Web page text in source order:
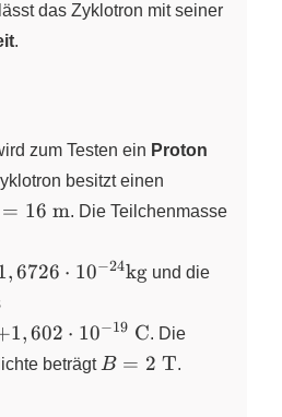
das Zyklotron mit seiner
.
zum Testen ein Proton
besitzt einen
= 16 m. Die Teilchenmasse
\cdot
,6726 ⋅ 10−24kgund die
\cdot
1,602 ⋅ 10−19 C. Die
beträgt B=2
B = 2 T.